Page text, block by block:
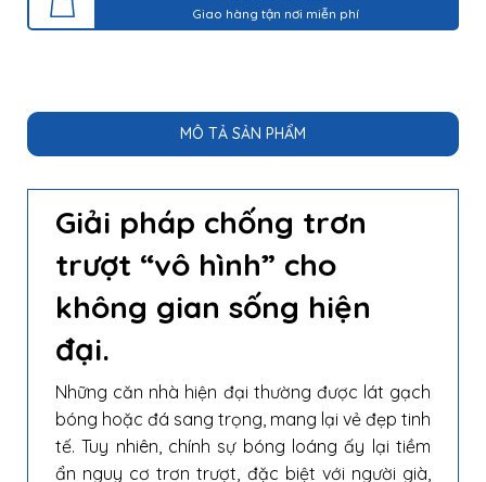
Giao hàng tận nơi miễn phí
MÔ TẢ SẢN PHẨM
Giải pháp chống trơn
trượt “vô hình” cho
không gian sống hiện
đại.
Những căn nhà hiện đại thường được lát gạch
bóng hoặc đá sang trọng, mang lại vẻ đẹp tinh
tế. Tuy nhiên, chính sự bóng loáng ấy lại tiềm
ẩn nguy cơ trơn trượt, đặc biệt với người già,